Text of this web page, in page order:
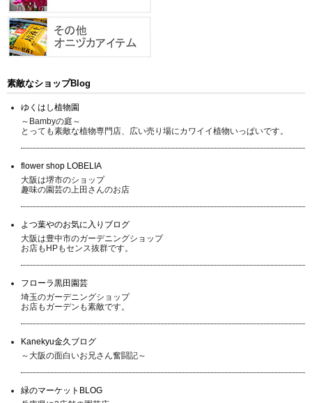
素敵なショップBlog
ゆくはし植物園
～Bambyの庭～
とっても素敵な植物専門店、広い売り場にカワイイ植物いっぱいです。
flower shop LOBELIA
大阪は堺市のショップ
趣味の園芸の上田さんのお店
よつ葉やのお気に入りブログ
大阪は豊中市のガーデニングショップ
お店もHPもセンス抜群です。
フローラ黒田園芸
埼玉のガーデニングショップ
お店もガーデンも素敵です。
Kanekyu金久ブログ
～大阪の面白いお兄さん奮闘記～
緑のマーケットBLOG